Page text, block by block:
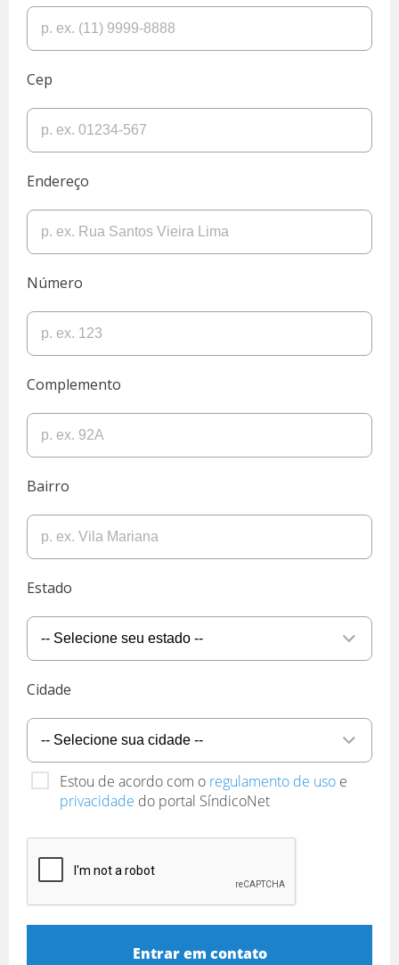
Cep
Endereço
Número
Complemento
Bairro
Estado
Cidade
Estou de acordo com o regulamento de uso e
privacidade do portal SíndicoNet
Entrar em contato